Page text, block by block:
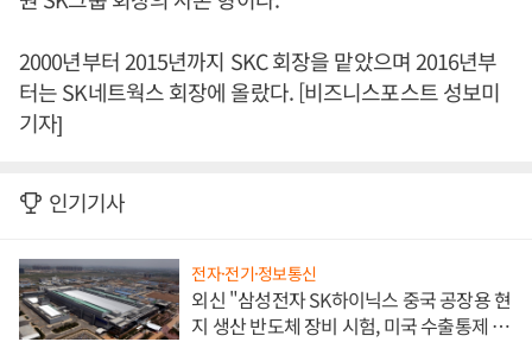
2000년부터 2015년까지 SKC 회장을 맡았으며 2016년부
터는 SK네트웍스 회장에 올랐다. [비즈니스포스트 성보미
기자]
인기기사
전자·전기·정보통신
외신 "삼성전자 SK하이닉스 중국 공장용 현
지 생산 반도체 장비 시험, 미국 수출통제 대